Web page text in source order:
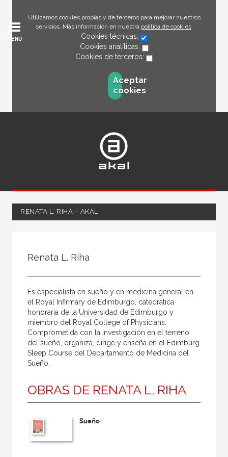
Utilizamos cookies propias y de terceros para mejorar nuestros
servicios. Más información en nuestra política de cookies.
Cookies técnicas:
Cookies analíticas:
Cookies de terceros:
Aceptar
cookies
MENÚ
RENATA L. RIHA – AKAL
Coordinador
Editor
Editora
Escritor
Ilustrador
Prologuista
Traductor
Traductora
Renata L. Riha
Es especialista en sueño y en medicina general en
el Royal Infirmary de Edimburgo, catedrática
honoraria de la Universidad de Edimburgo y
miembro del Royal College of Physicians.
Comprometida con la investigación en el terreno
del sueño, organiza, dirige y enseña en el Edimburg
Sleep Course del Departamento de Medicina del
Sueño.
OBRAS DE RENATA L. RIHA
Sueño